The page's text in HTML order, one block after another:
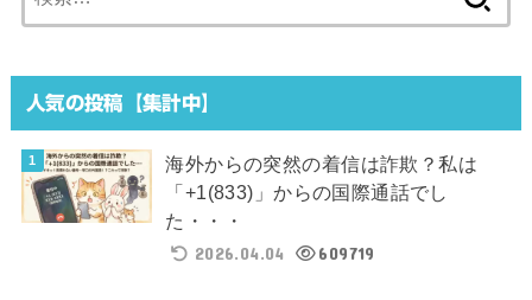
索:
人気の投稿【集計中】
海外からの突然の着信は詐欺？私は
「+1(833)」からの国際通話でし
た・・・
2026.04.04
609719